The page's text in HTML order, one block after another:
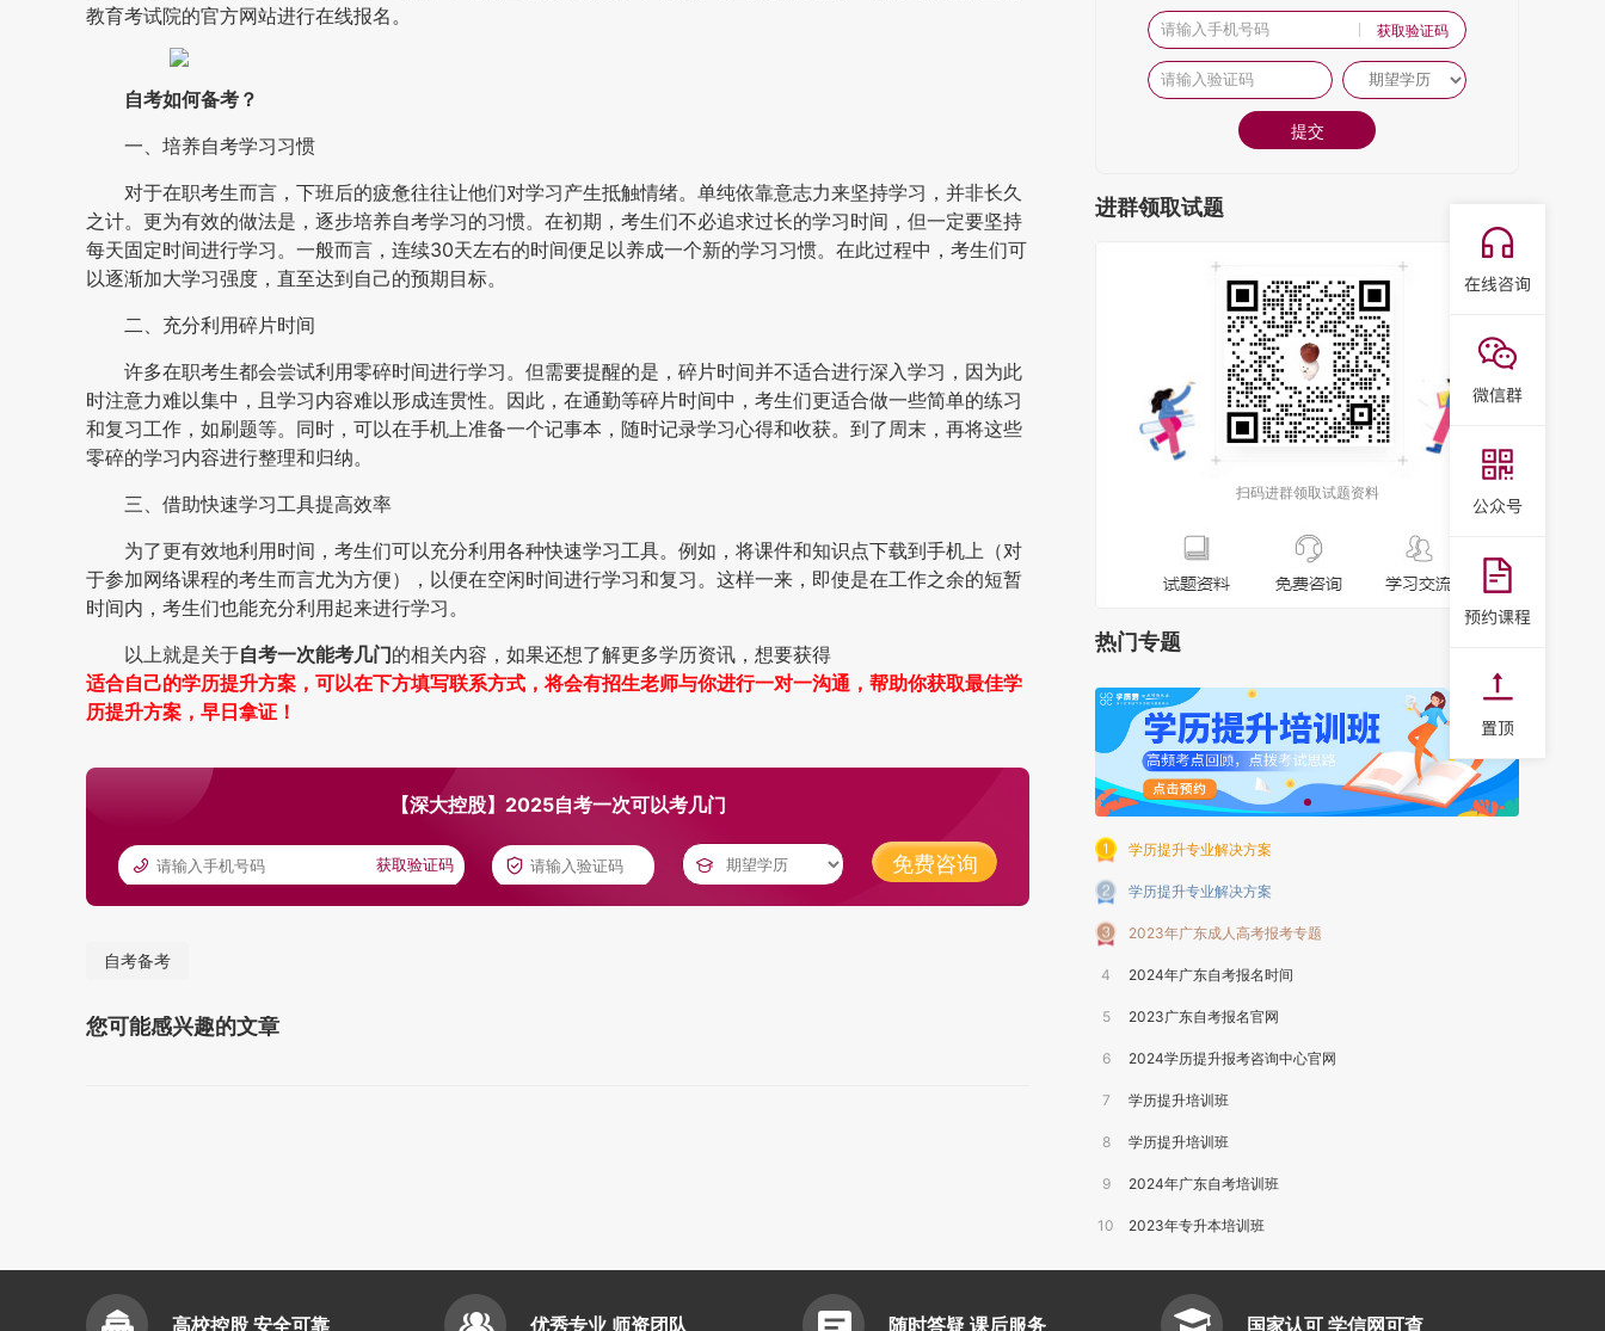
教育考试院的官方网站进行在线报名。
自考如何备考？
一、培养自考学习习惯
对于在职考生而言，下班后的疲惫往往让他们对学习产生抵触情绪。单纯依靠意志力来坚持学习，并非长久
之计。更为有效的做法是，逐步培养自考学习的习惯。在初期，考生们不必追求过长的学习时间，但一定要坚持
每天固定时间进行学习。一般而言，连续30天左右的时间便足以养成一个新的学习习惯。在此过程中，考生们可
以逐渐加大学习强度，直至达到自己的预期目标。
二、充分利用碎片时间
许多在职考生都会尝试利用零碎时间进行学习。但需要提醒的是，碎片时间并不适合进行深入学习，因为此
时注意力难以集中，且学习内容难以形成连贯性。因此，在通勤等碎片时间中，考生们更适合做一些简单的练习
和复习工作，如刷题等。同时，可以在手机上准备一个记事本，随时记录学习心得和收获。到了周末，再将这些
零碎的学习内容进行整理和归纳。
三、借助快速学习工具提高效率
为了更有效地利用时间，考生们可以充分利用各种快速学习工具。例如，将课件和知识点下载到手机上（对
于参加网络课程的考生而言尤为方便），以便在空闲时间进行学习和复习。这样一来，即使是在工作之余的短暂
时间内，考生们也能充分利用起来进行学习。
以上就是关于自考一次能考几门的相关内容，如果还想了解更多学历资讯，想要获得
适合自己的学历提升方案，可以在下方填写联系方式，将会有招生老师与你进行一对一沟通，帮助你获取最佳学
历提升方案，早日拿证！
【深大控股】2025自考一次可以考几门
获取验证码 免费咨询
自考备考
您可能感兴趣的文章
获取验证码
提交
进群领取试题
扫码进群领取试题资料
热门专题
学历提升专业解决方案
学历提升专业解决方案
2023年广东成人高考报考专题
4 2024年广东自考报名时间
5 2023广东自考报名官网
6 2024学历提升报考咨询中心官网
7 学历提升培训班
8 学历提升培训班
9 2024年广东自考培训班
10 2023年专升本培训班
高校控股 安全可靠 优秀专业 师资团队 随时答疑 课后服务 国家认可 学信网可查